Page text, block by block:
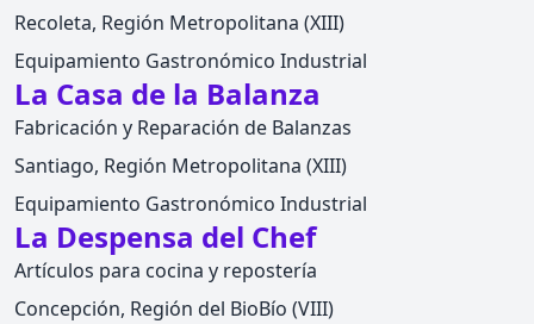
Recoleta, Región Metropolitana (XIII)
Equipamiento Gastronómico Industrial
La Casa de la Balanza
Fabricación y Reparación de Balanzas
Santiago, Región Metropolitana (XIII)
Equipamiento Gastronómico Industrial
La Despensa del Chef
Artículos para cocina y repostería
Concepción, Región del BioBío (VIII)